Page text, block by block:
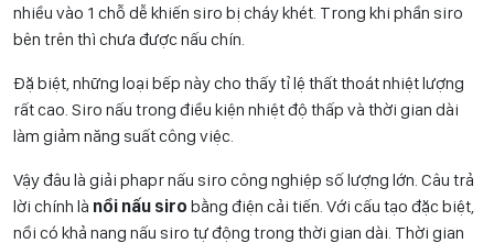
nhiều vào 1 chỗ dễ khiến siro bị cháy khét. Trong khi phần siro
bên trên thì chưa được nấu chín.
Đặ biệt, những loại bếp này cho thấy tỉ lệ thất thoát nhiệt lượng
rất cao. Siro nấu trong điều kiện nhiệt độ thấp và thời gian dài
làm giảm năng suất công việc.
Vậy đâu là giải phapr nấu siro công nghiệp số lượng lớn. Câu trả
lời chính là nồi nấu siro bằng điện cải tiến. Với cấu tạo đặc biệt,
nồi có khả nang nấu siro tự động trong thời gian dài. Thời gian